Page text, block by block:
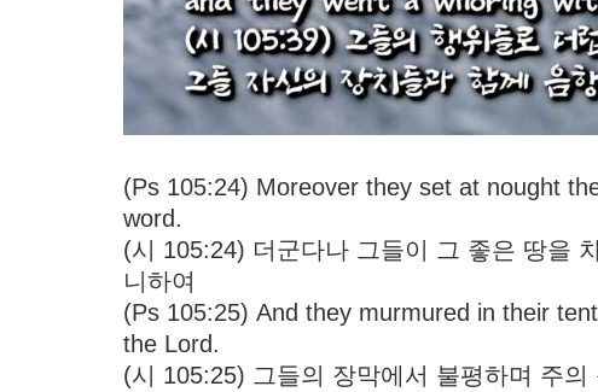
(Ps 105:24) Moreover they set at nought
word.
(시 105:24) 더군다나 그들이 그 좋은 땅을
니하여
(Ps 105:25) And they murmured in their
the Lord.
(시 105:25) 그들의 장막에서 불평하며 주